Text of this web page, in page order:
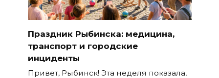
Праздник Рыбинска: медицина,
транспорт и городские
инциденты
Привет, Рыбинск! Эта неделя показала,